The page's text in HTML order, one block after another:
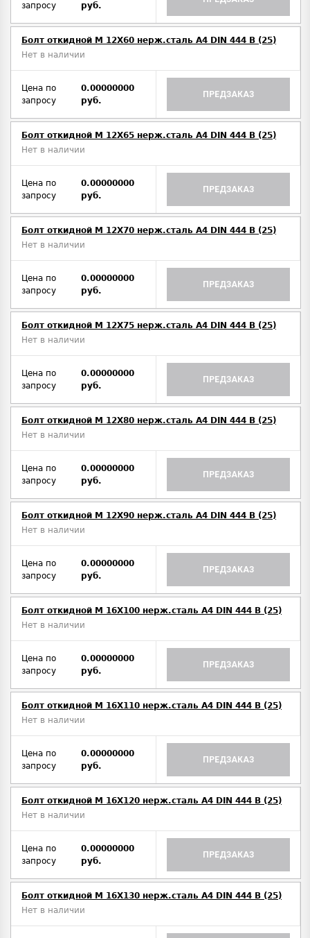
запросу руб.
Болт откидной M 12Х60 нерж.сталь A4 DIN 444 B (25)
Нет в наличии
Цена по
запросу
0.00000000
руб.
ПРЕДЗАКАЗ
Болт откидной M 12Х65 нерж.сталь A4 DIN 444 B (25)
Нет в наличии
Цена по
запросу
0.00000000
руб.
ПРЕДЗАКАЗ
Болт откидной M 12Х70 нерж.сталь A4 DIN 444 B (25)
Нет в наличии
Цена по
запросу
0.00000000
руб.
ПРЕДЗАКАЗ
Болт откидной M 12Х75 нерж.сталь A4 DIN 444 B (25)
Нет в наличии
Цена по
запросу
0.00000000
руб.
ПРЕДЗАКАЗ
Болт откидной M 12Х80 нерж.сталь A4 DIN 444 B (25)
Нет в наличии
Цена по
запросу
0.00000000
руб.
ПРЕДЗАКАЗ
Болт откидной M 12Х90 нерж.сталь A4 DIN 444 B (25)
Нет в наличии
Цена по
запросу
0.00000000
руб.
ПРЕДЗАКАЗ
Болт откидной M 16Х100 нерж.сталь A4 DIN 444 B (25)
Нет в наличии
Цена по
запросу
0.00000000
руб.
ПРЕДЗАКАЗ
Болт откидной M 16Х110 нерж.сталь A4 DIN 444 B (25)
Нет в наличии
Цена по
запросу
0.00000000
руб.
ПРЕДЗАКАЗ
Болт откидной M 16Х120 нерж.сталь A4 DIN 444 B (25)
Нет в наличии
Цена по
запросу
0.00000000
руб.
ПРЕДЗАКАЗ
Болт откидной M 16Х130 нерж.сталь A4 DIN 444 B (25)
Нет в наличии